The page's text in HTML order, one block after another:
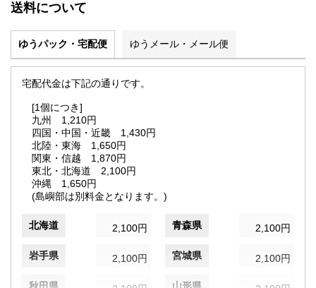
送料について
ゆうパック・宅配便 ゆうメール・メール便
宅配代金は下記の通りです。
[1個につき]
九州 1,210円
四国・中国・近畿 1,430円
北陸・東海 1,650円
関東・信越 1,870円
東北・北海道 2,100円
沖縄 1,650円
(島嶼部は別料金となります。)
北海道 2,100円 青森県 2,100円
岩手県 2,100円 宮城県 2,100円